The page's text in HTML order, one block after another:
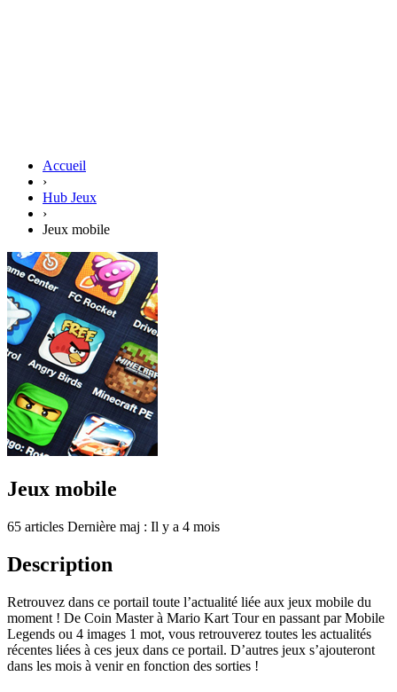
Accueil
›
Hub Jeux
›
Jeux mobile
Jeux mobile
65 articles Dernière maj : Il y a 4 mois
Description
Retrouvez dans ce portail toute l’actualité liée aux jeux mobile du
moment ! De Coin Master à Mario Kart Tour en passant par Mobile
Legends ou 4 images 1 mot, vous retrouverez toutes les actualités
récentes liées à ces jeux dans ce portail. D’autres jeux s’ajouteront
dans les mois à venir en fonction des sorties !